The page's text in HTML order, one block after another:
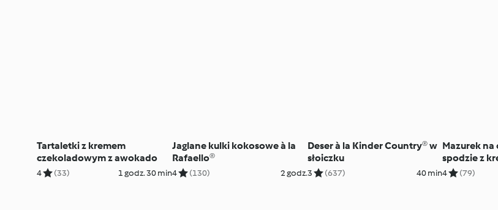
Tartaletki z kremem
czekoladowym z awokado
4 (33) 1 godz. 30 min
Jaglane kulki kokosowe à la
Rafaello®
4 (130) 2 godz.
Deser à la Kinder Country® w
słoiczku
3 (637) 40 min
Mazurek
spodzie z
orzechowym
4 (79)